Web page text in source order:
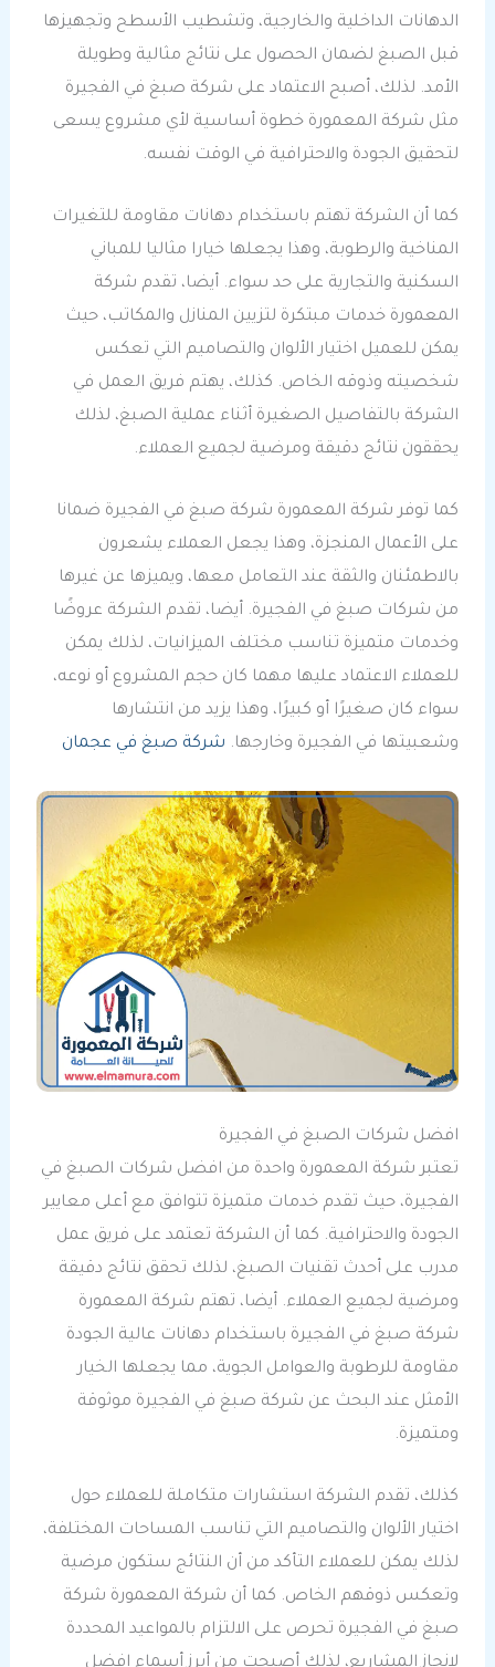
الدهانات الداخلية والخارجية، وتشطيب الأسطح وتجهيزها
قبل الصبغ لضمان الحصول على نتائج مثالية وطويلة
الأمد. لذلك، أصبح الاعتماد على شركة صبغ في الفجيرة
مثل شركة المعمورة خطوة أساسية لأي مشروع يسعى
لتحقيق الجودة والاحترافية في الوقت نفسه.
كما أن الشركة تهتم باستخدام دهانات مقاومة للتغيرات
المناخية والرطوبة، وهذا يجعلها خيارا مثاليا للمباني
السكنية والتجارية على حد سواء. أيضا، تقدم شركة
المعمورة خدمات مبتكرة لتزيين المنازل والمكاتب، حيث
يمكن للعميل اختيار الألوان والتصاميم التي تعكس
شخصيته وذوقه الخاص. كذلك، يهتم فريق العمل في
الشركة بالتفاصيل الصغيرة أثناء عملية الصبغ، لذلك
يحققون نتائج دقيقة ومرضية لجميع العملاء.
كما توفر شركة المعمورة شركة صبغ في الفجيرة ضمانا
على الأعمال المنجزة، وهذا يجعل العملاء يشعرون
بالاطمئنان والثقة عند التعامل معها، ويميزها عن غيرها
من شركات صبغ في الفجيرة. أيضا، تقدم الشركة عروضًا
وخدمات متميزة تناسب مختلف الميزانيات، لذلك يمكن
للعملاء الاعتماد عليها مهما كان حجم المشروع أو نوعه،
سواء كان صغيرًا أو كبيرًا، وهذا يزيد من انتشارها
وشعبيتها في الفجيرة وخارجها. شركة صبغ في عجمان
افضل شركات الصبغ في الفجيرة
تعتبر شركة المعمورة واحدة من افضل شركات الصبغ في
الفجيرة، حيث تقدم خدمات متميزة تتوافق مع أعلى معايير
الجودة والاحترافية. كما أن الشركة تعتمد على فريق عمل
مدرب على أحدث تقنيات الصبغ، لذلك تحقق نتائج دقيقة
ومرضية لجميع العملاء. أيضا، تهتم شركة المعمورة
شركة صبغ في الفجيرة باستخدام دهانات عالية الجودة
مقاومة للرطوبة والعوامل الجوية، مما يجعلها الخيار
الأمثل عند البحث عن شركة صبغ في الفجيرة موثوقة
ومتميزة.
كذلك، تقدم الشركة استشارات متكاملة للعملاء حول
اختيار الألوان والتصاميم التي تناسب المساحات المختلفة،
لذلك يمكن للعملاء التأكد من أن النتائج ستكون مرضية
وتعكس ذوقهم الخاص. كما أن شركة المعمورة شركة
صبغ في الفجيرة تحرص على الالتزام بالمواعيد المحددة